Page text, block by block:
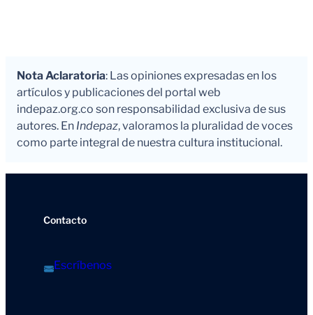
Nota Aclaratoria: Las opiniones expresadas en los
artículos y publicaciones del portal web
indepaz.org.co son responsabilidad exclusiva de sus
autores. En Indepaz, valoramos la pluralidad de voces
como parte integral de nuestra cultura institucional.
Contacto
Escríbenos